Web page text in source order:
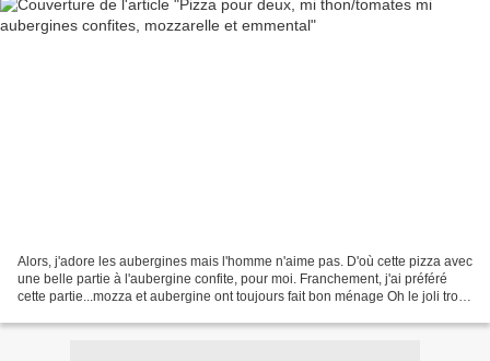
Alors, j'adore les aubergines mais l'homme n'aime pas. D'où cette pizza avec
une belle partie à l'aubergine confite, pour moi. Franchement, j'ai préféré
cette partie...mozza et aubergine ont toujours fait bon ménage Oh le joli trou